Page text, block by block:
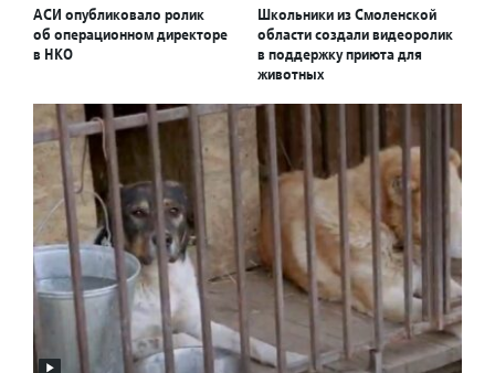
АСИ опубликовало ролик
об операционном директоре
в НКО
Школьники из Смоленской
области создали видеоролик
в поддержку приюта для
животных